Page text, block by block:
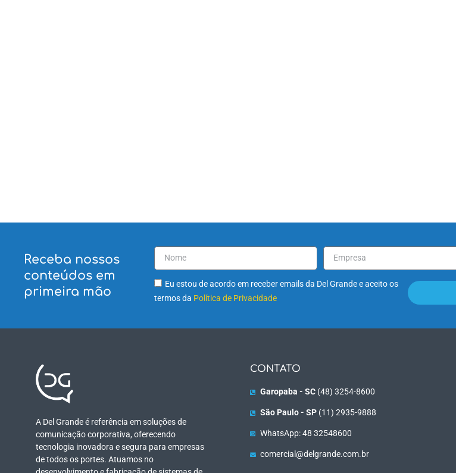
Receba nossos
conteúdos em
primeira mão
Eu estou de acordo em receber emails da Del Grande e aceito os
termos da Política de Privacidade
A Del Grande é referência em soluções de
comunicação corporativa, oferecendo
tecnologia inovadora e segura para empresas
de todos os portes. Atuamos no
CONTATO
Garopaba - SC (48) 3254-8600
São Paulo - SP (11) 2935-9888
WhatsApp: 48 32548600
comercial@delgrande.com.br